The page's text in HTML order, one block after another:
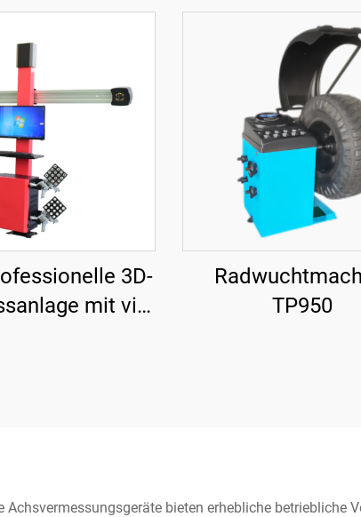
3D-
mit vier
TP950
Achsvermessungsgeräte bieten erhebliche betriebliche